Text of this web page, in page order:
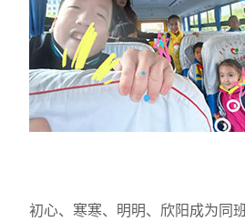
初心、寒寒、明明、欣阳成为同